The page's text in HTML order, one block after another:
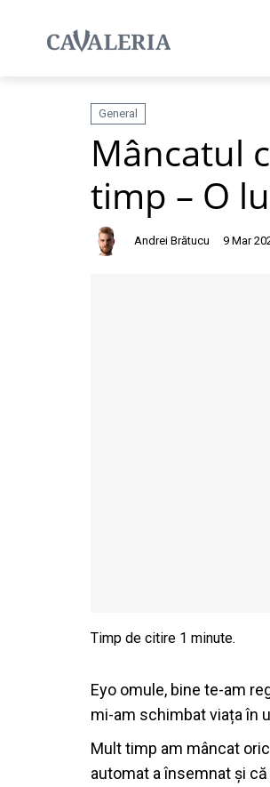
General
Mâncatul
timp – O
Andrei Brătucu 9 Mar
Eyo omule, bine te-am
mi-am schimbat viața în
Mult timp am mâncat
automat a însemnat și